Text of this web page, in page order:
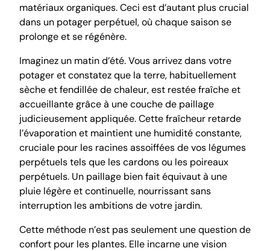
matériaux organiques. Ceci est d’autant plus crucial
dans un potager perpétuel, où chaque saison se
prolonge et se régénère.
Imaginez un matin d’été. Vous arrivez dans votre
potager et constatez que la terre, habituellement
sèche et fendillée de chaleur, est restée fraîche et
accueillante grâce à une couche de paillage
judicieusement appliquée. Cette fraîcheur retarde
l’évaporation et maintient une humidité constante,
cruciale pour les racines assoiffées de vos légumes
perpétuels tels que les cardons ou les poireaux
perpétuels. Un paillage bien fait équivaut à une
pluie légère et continuelle, nourrissant sans
interruption les ambitions de votre jardin.
Cette méthode n’est pas seulement une question de
confort pour les plantes. Elle incarne une vision